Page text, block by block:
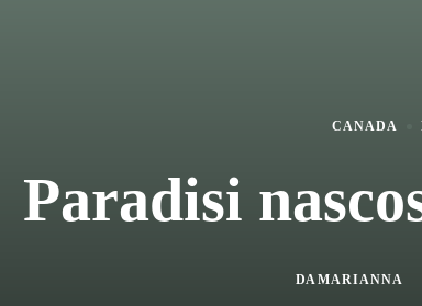
CANADA
Paradisi
DAMARIANNA